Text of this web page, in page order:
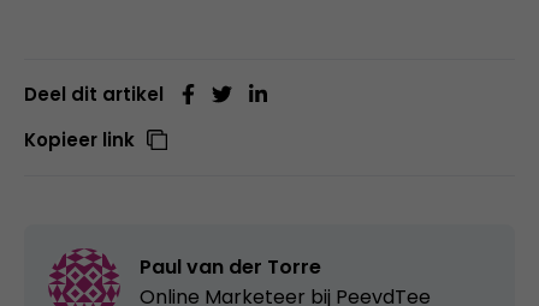
Deel dit artikel
Kopieer link
Paul van der Torre
Online Marketeer bij PeevdTee